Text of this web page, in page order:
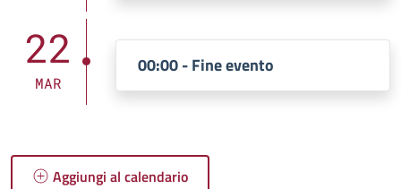
22
MAR
00:00 - Fine evento
Aggiungi al calendario